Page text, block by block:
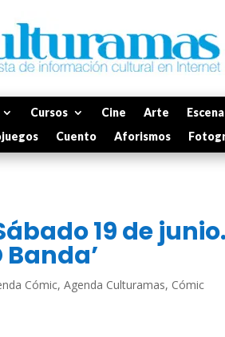
Cursos Cine Arte Escena
Cuento Aforismos
19 de
Banda’
Cómic, Agenda Culturamas, Cómic